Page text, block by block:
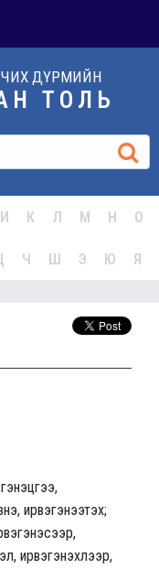
ДҮРМИЙН
ТОЛЬ
И К Л М Н О
Ч Ш Э Ю Я
ирвэгэнээтэх;
ирвэгэнэхлээр,